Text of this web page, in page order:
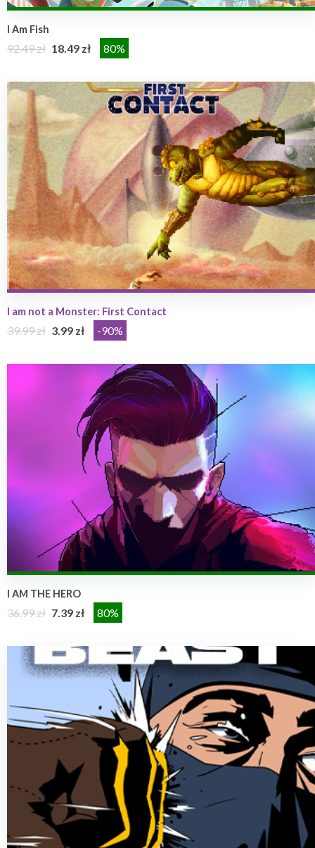
I Am Fish
92.49 zł 18.49 zł 80%
I am not a Monster: First Contact
39.99 zł 3.99 zł -90%
I AM THE HERO
36.99 zł 7.39 zł 80%